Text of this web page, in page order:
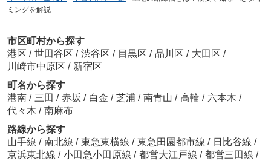
ミングを解説
市区町村から探す
港区 / 世田谷区 / 渋谷区 / 目黒区 / 品川区 / 大田区 /
川崎市中原区 / 新宿区
町名から探す
港南 / 三田 / 赤坂 / 白金 / 芝浦 / 南青山 / 高輪 / 六本木 /
代々木 / 南麻布
路線から探す
山手線 / 南北線 / 東急東横線 / 東急田園都市線 / 日比谷線 /
京浜東北線 / 小田急小田原線 / 都営大江戸線 / 都営三田線 /